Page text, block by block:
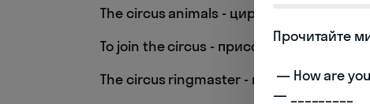
The circus animals - цирковые животные
To join the circus - присоединиться к
The circus ringmaster - цирковой
Прочитайте
— _________